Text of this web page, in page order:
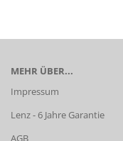
MEHR ÜBER...
Impressum
Lenz - 6 Jahre Garantie
AGB